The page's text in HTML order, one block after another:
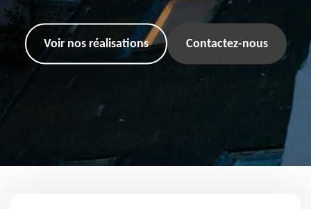
Voir nos réalisations Contactez-nous